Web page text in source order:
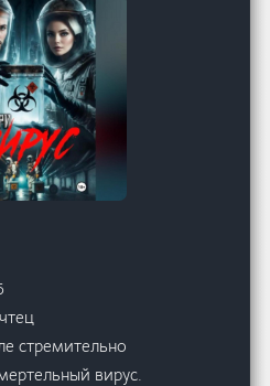
стремительно
вирус.